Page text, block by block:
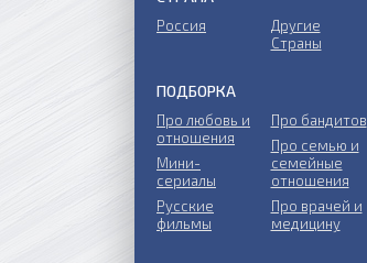
Россия
Другие
Страны
ПОДБОРКА
Про любовь и
отношения
Мини-
сериалы
Русские
фильмы
Про бандитов
Пpo ceмью и
ceмeйныe
oтнoшeния
Пpo врачей и
медицину